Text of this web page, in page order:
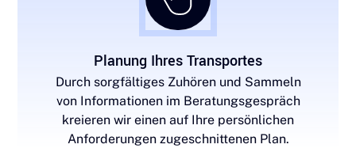
Planung Ihres Transportes
Durch sorgfältiges Zuhören und Sammeln
von Informationen im Beratungsgespräch
kreieren wir einen auf Ihre persönlichen
Anforderungen zugeschnittenen Plan.